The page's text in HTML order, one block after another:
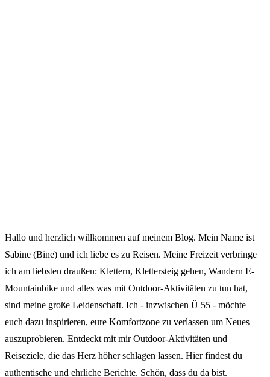
Hallo und herzlich willkommen auf meinem Blog. Mein Name ist
Sabine (Bine) und ich liebe es zu Reisen. Meine Freizeit verbringe
ich am liebsten draußen: Klettern, Klettersteig gehen, Wandern E-
Mountainbike und alles was mit Outdoor-Aktivitäten zu tun hat,
sind meine große Leidenschaft. Ich - inzwischen Ü 55 - möchte
euch dazu inspirieren, eure Komfortzone zu verlassen um Neues
auszuprobieren. Entdeckt mit mir Outdoor-Aktivitäten und
Reiseziele, die das Herz höher schlagen lassen. Hier findest du
authentische und ehrliche Berichte. Schön, dass du da bist.